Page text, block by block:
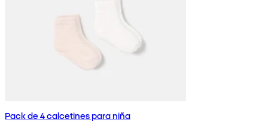
Pack de 4 calcetines para niña